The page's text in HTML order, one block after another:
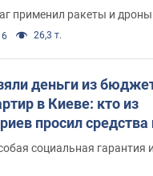
применил ракеты и дроны
26,3 т.
деньги из
в Киеве: кто из
просил средства
социальная гарантия